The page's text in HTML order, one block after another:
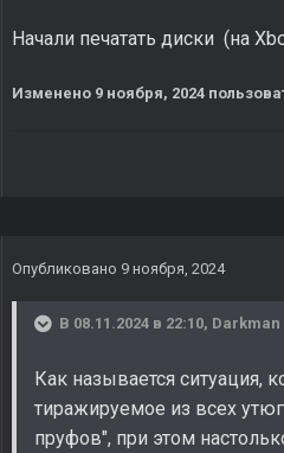
Начали печатать диски (на
Изменено 9 ноября, 2024
Опубликовано 9 ноября, 2024
В 08.11.2024 в 22:10, Darkman
Как называется ситуация,
тиражируемое из всех
пруфов", при этом